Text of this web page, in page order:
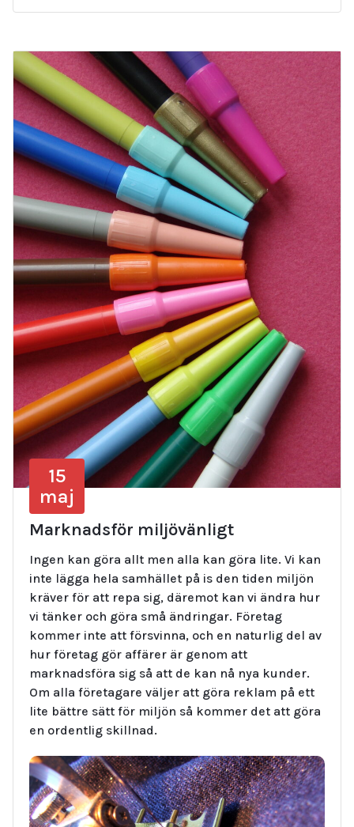
15
maj
Marknadsför miljövänligt
Ingen kan göra allt men alla kan göra lite. Vi kan
inte lägga hela samhället på is den tiden miljön
kräver för att repa sig, däremot kan vi ändra hur
vi tänker och göra små ändringar. Företag
kommer inte att försvinna, och en naturlig del av
hur företag gör affärer är genom att
marknadsföra sig så att de kan nå nya kunder.
Om alla företagare väljer att göra reklam på ett
lite bättre sätt för miljön så kommer det att göra
en ordentlig skillnad.